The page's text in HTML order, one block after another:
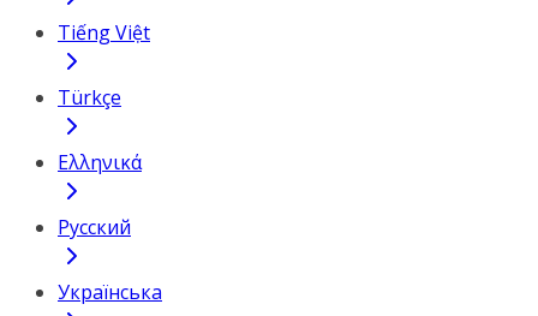
Tiếng Việt
Türkçe
Ελληνικά
Русский
Українська